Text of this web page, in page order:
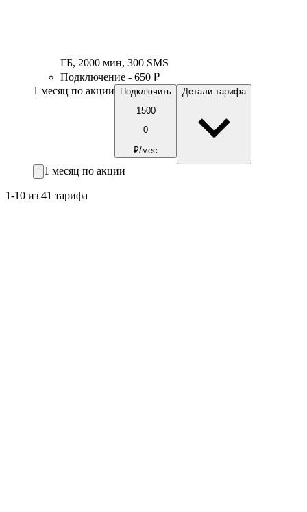
ГБ, 2000 мин, 300 SMS
Подключение - 650 ₽
1 месяц по акции
Подключить
1500
0
₽/мес
Детали тарифа
1 месяц по акции
1-10 из 41 тарифа